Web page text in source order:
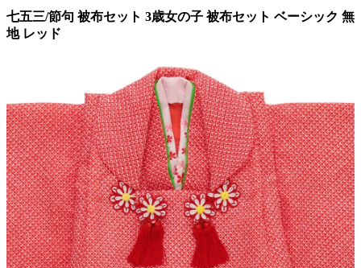
七五三/節句 被布セット 3歳女の子 被布セット ベーシック 無
地 レッド